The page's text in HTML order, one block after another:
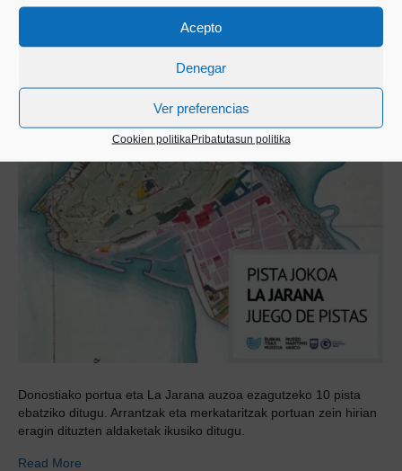
Acepto
Denegar
Ver preferencias
Cookien politikaPribatutasun politika
Read More
Donostiako portua eta La Jarana auzoa ezagutzeko 10 pista
ebatziko ditugu. Arrantzak eta merkataritzak portuan zein hirian
eragin dituzten aldaketak ikusiko ditugu.
Read More